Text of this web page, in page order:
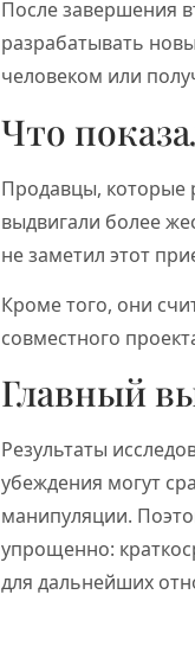
После завершения
разрабатывать
человеком или
Что
Продавцы, которые
выдвигали более
не заметил этот
Кроме того, они
совместного
Главный
Результаты
убеждения могут
манипуляции.
упрощенно:
для дальнейших